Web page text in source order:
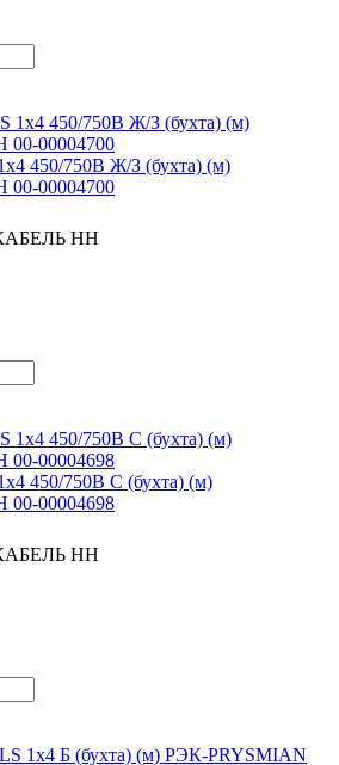
450/750В Ж/З (бухта) (м)
00004700
НН
450/750В С (бухта) (м)
00004698
НН